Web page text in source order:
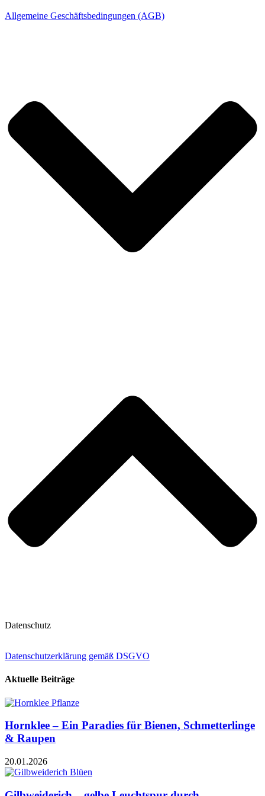
Allgemeine Geschäftsbedingungen (AGB)
Datenschutz
Datenschutzerklärung gemäß DSGVO
Aktuelle Beiträge
Hornklee – Ein Paradies für Bienen, Schmetterlinge
& Raupen
20.01.2026